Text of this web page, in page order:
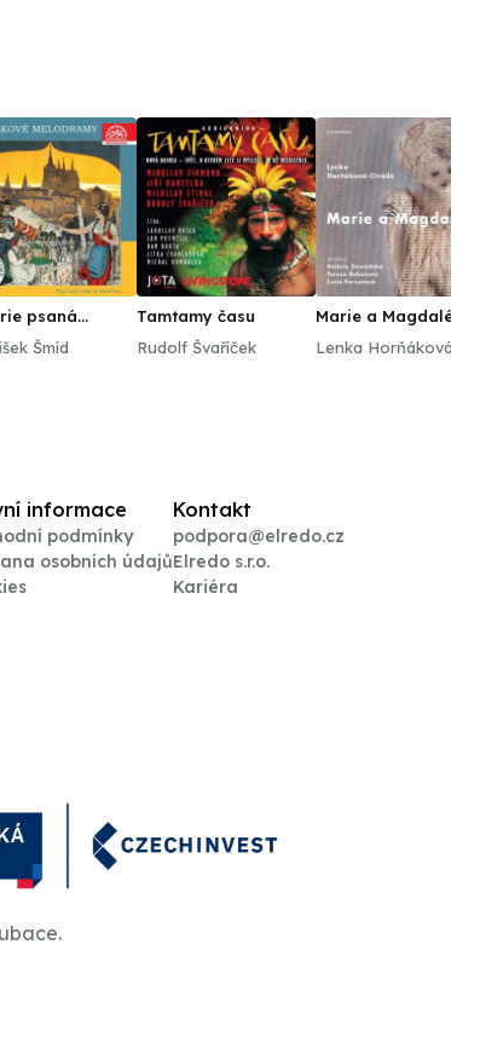
psaná
- Pryč, ach
všechno.
Šmíd
Tamtamy času
Rudolf Švaříček
Marie a Magdalény
Lenka Horňáková -
informace
podmínky
osobních údajů
Kontakt
podpora@elredo.cz
Elredo s.r.o.
Kariéra